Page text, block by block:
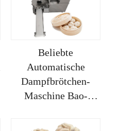
Beliebte
Automatische
Dampfbrötchen-
Maschine Bao-
Automatische-